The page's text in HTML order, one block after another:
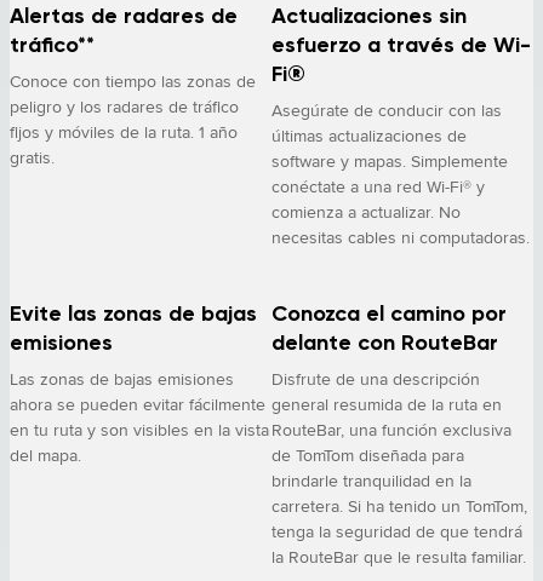
Alertas de radares de
tráfico**
Conoce con tiempo las zonas de
peligro y los radares de tráfico
fijos y móviles de la ruta. 1 año
gratis.
Actualizaciones sin
esfuerzo a través de Wi-
Fi®
Asegúrate de conducir con las
últimas actualizaciones de
software y mapas. Simplemente
conéctate a una red Wi-Fi® y
comienza a actualizar. No
necesitas cables ni computadoras.
Evite las zonas de bajas
emisiones
Las zonas de bajas emisiones
ahora se pueden evitar fácilmente
en tu ruta y son visibles en la vista
del mapa.
Conozca el camino por
delante con RouteBar
Disfrute de una descripción
general resumida de la ruta en
RouteBar, una función exclusiva
de TomTom diseñada para
brindarle tranquilidad en la
carretera. Si ha tenido un TomTom,
tenga la seguridad de que tendrá
la RouteBar que le resulta familiar.